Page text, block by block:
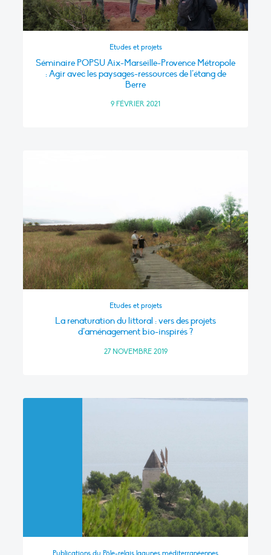
Etudes et projets
Séminaire POPSU Aix-Marseille-Provence Métropole
: Agir avec les paysages-ressources de l’étang de
Berre
9 FÉVRIER 2021
Etudes et projets
La renaturation du littoral : vers des projets
d’aménagement bio-inspirés ?
27 NOVEMBRE 2019
Publications du Pôle-relais lagunes méditerranéennes